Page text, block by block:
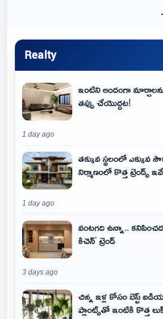
Realty
ఇంటిని అందంగా
తప్పు చేయొద్దట!
1 day ago
తక్కువ స్థలంలో ఎక్కువ
నిర్మాణంలో కొత్త ట్రెండ్స్
1 day ago
వంటగది ఉన్నా..
కిచెన్' ట్రెండ్
3 days ago
చిన్న ఇళ్ల కోసం బెస్ట్
ప్లాంట్స్‌తో ఇంటికి కొత్త